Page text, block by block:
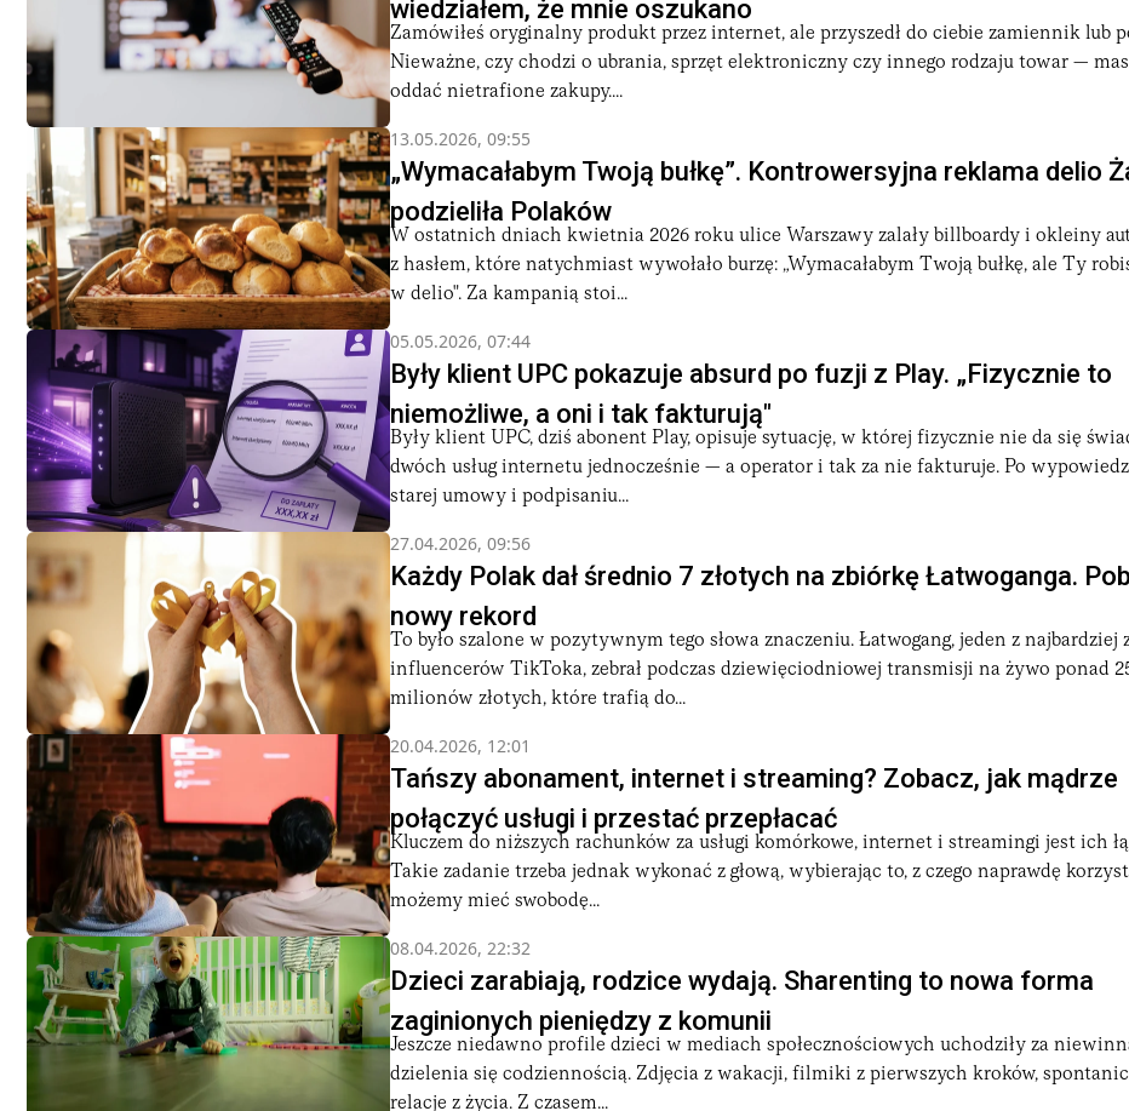
też o reklamacjach usług telekomunikacyjnych, gdy realna prędkość łącza odbiega od deklarowanej w umowie, o zasadach
inteligencji, które w kolejnych latach będą kształtować sposób korzystania z sieci. Kontekst technologiczny porządkuje kategoria
Osobną grupę stanowią teksty o najmłodszych użytkownikach: weryfikacji wieku przy dostępie do treści dla dorosłych,
dokonane przez dziecko w aplikacji oraz o skutkach publikowania w sieci zdjęć uczniów bez podstawy prawnej. Wracamy
serwisów zarejestrowanych poza Unią Europejską, gdzie wyegzekwowanie wyroku bywa trudniejsze niż jego uzyskanie.
wiedziałem, że mnie oszukano
Zamówiłeś oryginalny produkt przez internet, ale przyszedł do ciebie zamiennik lub
Nieważne, czy chodzi o ubrania, sprzęt elektroniczny czy innego rodzaju towar —
oddać nietrafione zakupy....
13.05.2026, 09:55
„Wymacałabym Twoją bułkę”. Kontrowersyjna reklama delio
podzieliła Polaków
W ostatnich dniach kwietnia 2026 roku ulice Warszawy zalały billboardy i okleiny
z hasłem, które natychmiast wywołało burzę: „Wymacałabym Twoją bułkę, ale Ty
w delio". Za kampanią stoi...
05.05.2026, 07:44
Były klient UPC pokazuje absurd po fuzji z Play. „Fizycznie to
niemożliwe, a oni i tak fakturują"
Były klient UPC, dziś abonent Play, opisuje sytuację, w której fizycznie nie da się
dwóch usług internetu jednocześnie — a operator i tak za nie fakturuje. Po
starej umowy i podpisaniu...
27.04.2026, 09:56
Każdy Polak dał średnio 7 złotych na zbiórkę Łatwoganga.
nowy rekord
To było szalone w pozytywnym tego słowa znaczeniu. Łatwogang, jeden z najbardziej
influencerów TikToka, zebrał podczas dziewięciodniowej transmisji na żywo ponad
milionów złotych, które trafią do...
20.04.2026, 12:01
Tańszy abonament, internet i streaming? Zobacz, jak mądrze
połączyć usługi i przestać przepłacać
Kluczem do niższych rachunków za usługi komórkowe, internet i streamingi jest ich
Takie zadanie trzeba jednak wykonać z głową, wybierając to, z czego naprawdę
możemy mieć swobodę...
08.04.2026, 22:32
Dzieci zarabiają, rodzice wydają. Sharenting to nowa forma
zaginionych pieniędzy z komunii
Jeszcze niedawno profile dzieci w mediach społecznościowych uchodziły za
dzielenia się codziennością. Zdjęcia z wakacji, filmiki z pierwszych kroków,
relacje z życia. Z czasem...